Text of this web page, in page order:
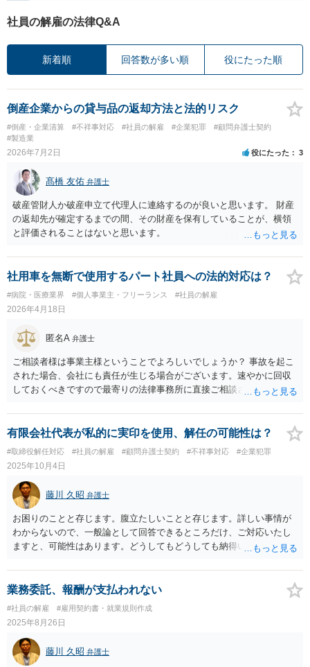
社員の解雇の法律Q&A
新着順 回答数が多い順 役にたった順
倒産企業からの貸与品の返却方法と法的リスク
#倒産・企業清算 #不祥事対応 #社員の解雇 #企業犯罪
#顧問弁護士契約
#製造業
2026年7月2日 役にたった 3
髙橋 友佑 弁護士
破産管財人か破産申立て代理人に連絡するのが良いと思います。 財産
の返却先が確定するまでの間、その財産を保有していることが、横領
と評価されることはないと思います。
社用車を無断で使用するパート社員への法的対応は？
#病院・医療業界 #個人事業主・フリーランス #社員の解雇
2026年4月18日
匿名A 弁護士
ご相談者様は事業主様ということでよろしいでしょうか？ 事故を起こ
された場合、会社にも責任が生じる場合がございます。速やかに回収
しておくべきですので最寄りの法律事務所に直接ご相談されてくださ
有限会社代表が私的に実印を使用、解任の可能性は？
#取締役解任対応 #社員の解雇 #顧問弁護士契約 #不祥事対応 #企業犯罪
2025年10月4日
藤川 久昭 弁護士
お困りのことと存じます。腹立たしいことと存じます。詳しい事情が
わからないので、一般論として回答できるところだけ、ご対応いたし
ますと、可能性はあります。どうしてもどうしても納得いかなけれ
て、詳細で分析していただくのが良いと思われます。良い解決になり
ますよう祈念しております。応援しています！！
業務委託、報酬が支払われない
#社員の解雇 #雇用契約書・就業規則作成
2025年8月26日
藤川 久昭 弁護士